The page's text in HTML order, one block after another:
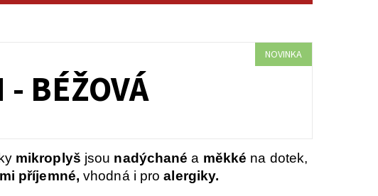
NOVINKA
BÉŽOVÁ
mikroplyš jsou nadýchané a měkké na dotek,
příjemné, vhodná i proalergiky.